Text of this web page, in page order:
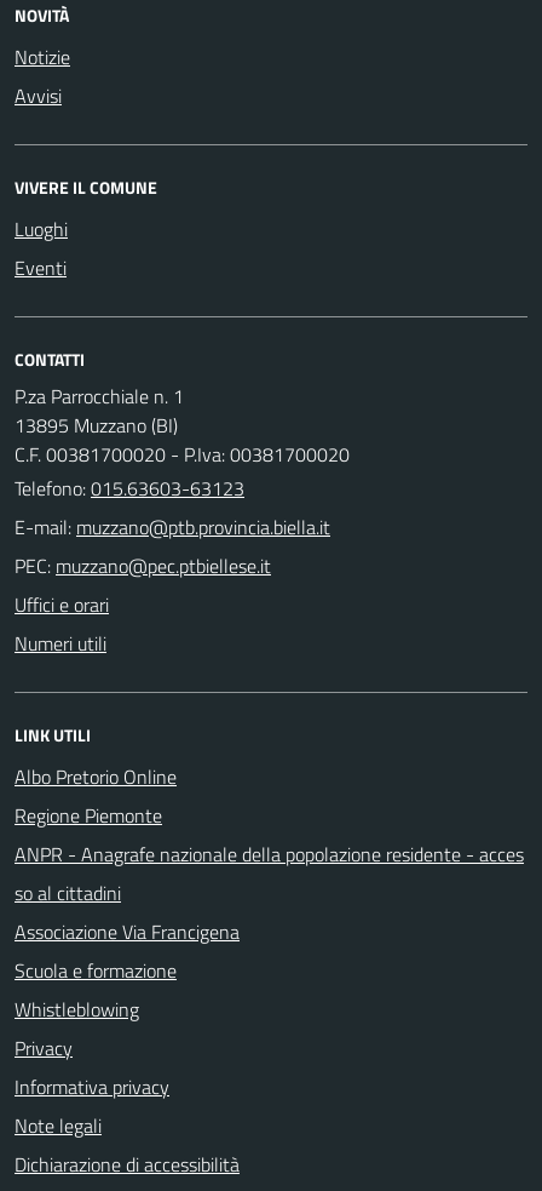
NOVITÀ
Notizie
Avvisi
VIVERE IL COMUNE
Luoghi
Eventi
CONTATTI
P.za Parrocchiale n. 1
13895 Muzzano (BI)
C.F. 00381700020 - P.Iva: 00381700020
Telefono:015.63603-63123
E-mail:
PEC:
Uffici e orari
Numeri utili
LINK UTILI
Albo Pretorio Online
Regione Piemonte
ANPR - Anagrafe nazionale della popolazione residente - acces
so al cittadini
Associazione Via Francigena
Scuola e formazione
Whistleblowing
Privacy
Informativa privacy
Note legali
Dichiarazione di accessibilità